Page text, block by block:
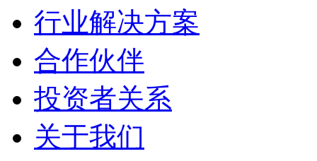
行业解决方案
合作伙伴
投资者关系
关于我们